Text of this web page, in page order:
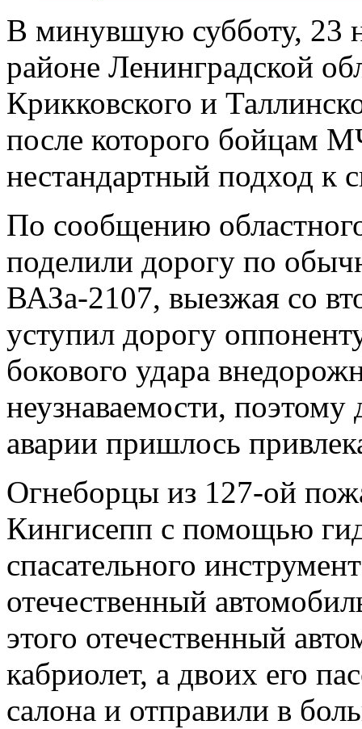
В минувшую субботу, 23
районе Ленинградской
Крикковского и
после которого бойцам
нестандартный подход к
По сообщению
поделили дорогу по
ВАЗа-2107, выезжая со
уступил дорогу
бокового удара
неузнаваемости,
аварии пришлось
Огнеборцы из 127-ой
Кингисепп с помощью
спасательного
отечественный
этого отечественный
кабриолет, а двоих его
салона и отправили в